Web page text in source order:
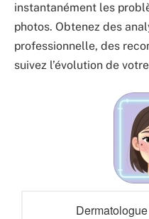
instantanément les
photos. Obtenez des
professionnelle, des
suivez l’évolution de